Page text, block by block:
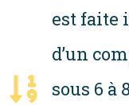
est faite
d’un
sous 6 à